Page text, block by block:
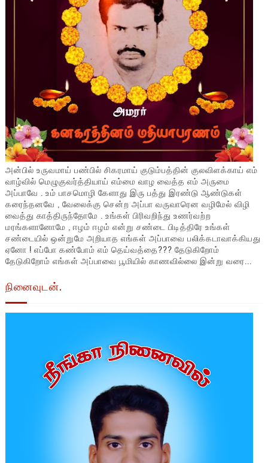
அன்பில் உருவமாய் பண்பில் சிகரமாய் குடும்பத்தின் குலவிளக்காய் எம்
வாழ்வில் மெழுகுவர்த்தியாய் எம்மை வாழ வைத்த எம் அருமை
அப்பாவே . உம் பாசமொழி கேளாது இரு பத்து இரண்டு ஆண்டுகள்
கரைந்தனவே , வேலைக்கு சென்ற அப்பா வருவாரென வழிமேல் விழி
வைத்து காத்திருந்தோமே . உங்கள் பிரிவறிந்து உணர்வற்ற
மரங்களானோமே , ஈழம் ஈழம் என்று சண்டை பிடித்திரே உங்கள்
சண்டையில் ஒன்றுமே அறியாத எங்கள் அப்பாவை பலிக்கடாவாக்கியது
ஏனோ ! எப்போ கண்போம் எம் தெய்வத்தை??? தேடுகிறோம்
தேடுகிறோம் எங்கள் அப்பாவை பூமியில் காணவில்லை இன்று வரை...
நினைவுடன்.